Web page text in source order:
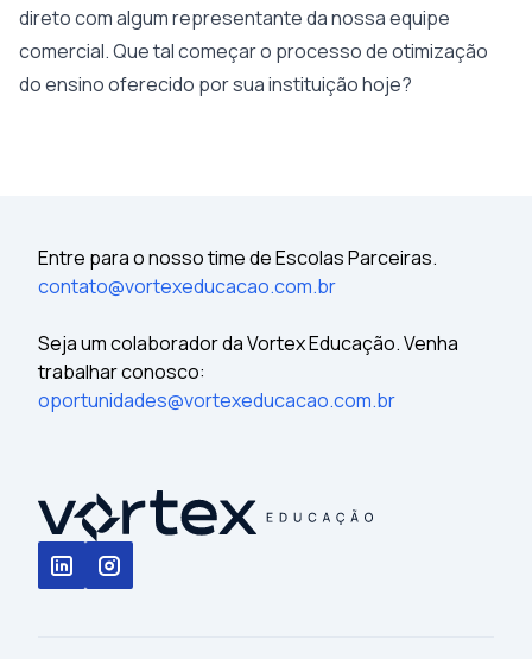
direto com algum representante da nossa equipe
comercial. Que tal começar o processo de otimização
do ensino oferecido por sua instituição hoje?
Entre para o nosso time de Escolas Parceiras.
contato@vortexeducacao.com.br
Seja um colaborador da Vortex Educação. Venha
trabalhar conosco:
oportunidades@vortexeducacao.com.br